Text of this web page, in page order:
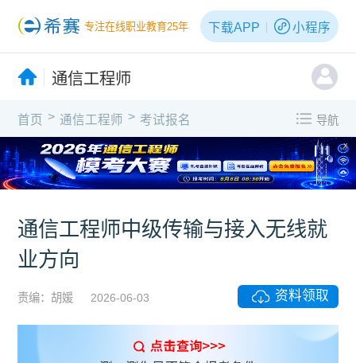
专注在线职业教育25年 下载APP 小程序
通信工程师
首页 > 通信工程师 > 考试报名 导航
X
通信工程师中级传输与接入无线就
业方向
责编：胡媛 2026-06-03 资料领取